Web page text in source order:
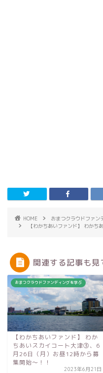
HOME
おまつクラウドファン
【わかちあいファンド】 わかち
関連する記事も見
おまつクラウドファンディングを学ぶ
【わかちあいファンド】 わか
ちあいスカイコート大津③、6
月26日（月）お昼12時から募
集開始〜！！
2023年6月21日